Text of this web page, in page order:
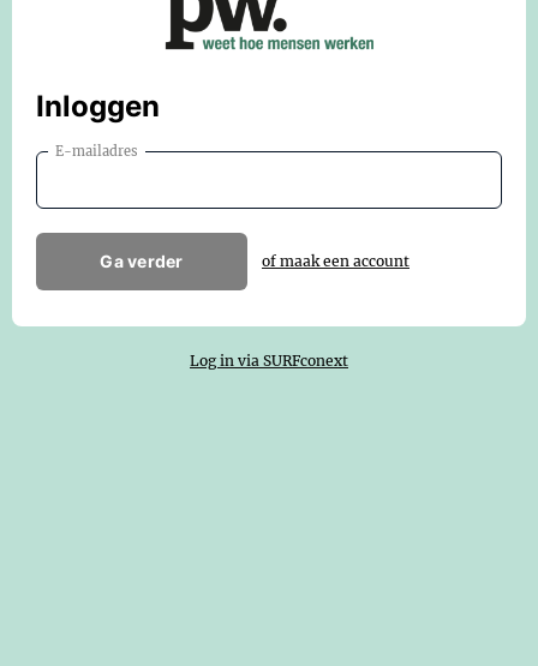
Inloggen
E-mailadres
Ga verder of maak een account
Log in via SURFconext